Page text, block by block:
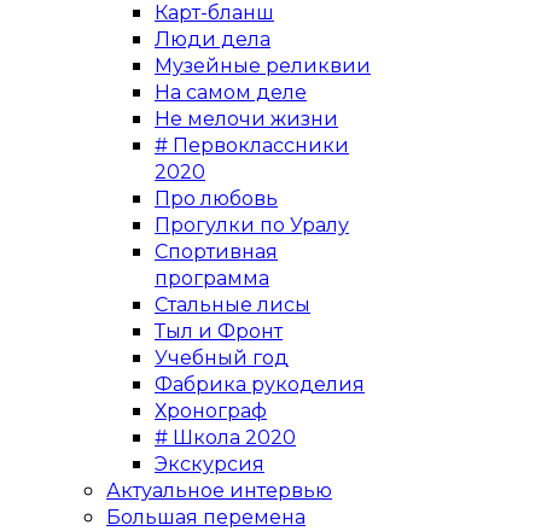
Карт-бланш
Люди дела
Музейные реликвии
На самом деле
Не мелочи жизни
# Первоклассники
2020
Про любовь
Прогулки по Уралу
Спортивная
программа
Стальные лисы
Тыл и Фронт
Учебный год
Фабрика рукоделия
Хронограф
# Школа 2020
Экскурсия
Актуальное интервью
Большая перемена